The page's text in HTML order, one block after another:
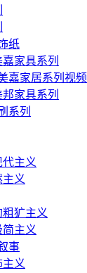
纸
家具系列
嘉家居系列视频
家具系列
系列
主义
义
粗犷主义
主义
事
义